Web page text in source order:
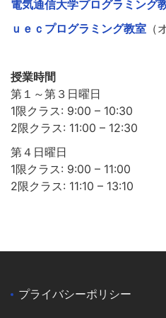
電気通信大学プログラミング
ｕｅｃプログラミング教室 （
授業時間
第１～第３日曜日
1限クラス: 9:00 – 10:30
2限クラス: 11:00 – 12:30
第４日曜日
1限クラス: 9:00 – 11:00
2限クラス: 11:10 – 13:10
プライバシーポリシー